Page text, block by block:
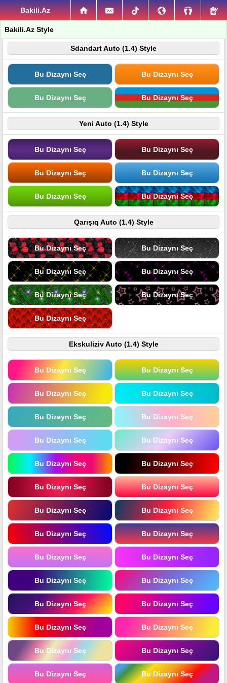
Bakili.Az
Bakili.Az Style
Sdandart Auto (1.4) Style
Bu Dizaynı Seç Bu Dizaynı Seç
Bu Dizaynı Seç Bu Dizaynı Seç
Yeni Auto (1.4) Style
Bu Dizaynı Seç Bu Dizaynı Seç
Bu Dizaynı Seç Bu Dizaynı Seç
Bu Dizaynı Seç Bu Dizaynı Seç
Qarışıq Auto (1.4) Style
Bu Dizaynı Seç Bu Dizaynı Seç
Bu Dizaynı Seç Bu Dizaynı Seç
Bu Dizaynı Seç Bu Dizaynı Seç
Bu Dizaynı Seç
Ekskuliziv Auto (1.4) Style
Bu Dizaynı Seç Bu Dizaynı Seç
Bu Dizaynı Seç Bu Dizaynı Seç
Bu Dizaynı Seç Bu Dizaynı Seç
Bu Dizaynı Seç Bu Dizaynı Seç
Bu Dizaynı Seç Bu Dizaynı Seç
Bu Dizaynı Seç Bu Dizaynı Seç
Bu Dizaynı Seç Bu Dizaynı Seç
Bu Dizaynı Seç Bu Dizaynı Seç
Bu Dizaynı Seç Bu Dizaynı Seç
Bu Dizaynı Seç Bu Dizaynı Seç
Bu Dizaynı Seç Bu Dizaynı Seç
Bu Dizaynı Seç Bu Dizaynı Seç
Bu Dizaynı Seç Bu Dizaynı Seç
Bu Dizaynı Seç Bu Dizaynı Seç